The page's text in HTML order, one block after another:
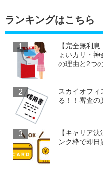
ランキングはこちら
【完全無利
ょいカリ・
の理由と2つ
スカイオフィ
る！！審査の
【キャリア
ンク枠で即